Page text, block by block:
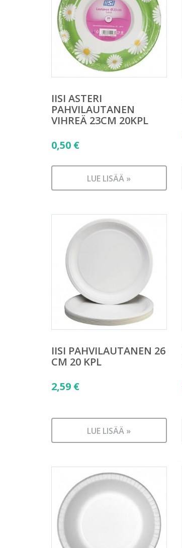
IISI ASTERI
PAHVILAUTANEN
VIHREÄ 23CM 20KPL
0,50 €
LUE LISÄÄ »
IISI PAHVILAUTANEN 26
CM 20 KPL
2,59 €
LUE LISÄÄ »